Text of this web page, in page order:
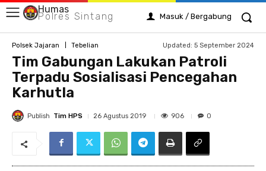
Humas
Polres Sintang Masuk / Bergabung
Polsek Jajaran Tebelian Updated: 5 September 2024
Tim Gabungan Lakukan Patroli
Terpadu Sosialisasi Pencegahan
Karhutla
Publish Tim HPS 26 Agustus 2019 906 0